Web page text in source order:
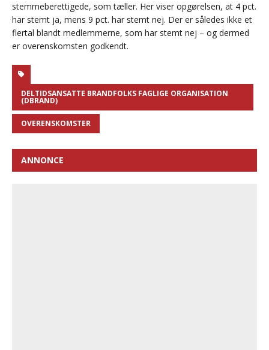
stemmeberettigede, som tæller. Her viser opgørelsen, at 4 pct.
har stemt ja, mens 9 pct. har stemt nej. Der er således ikke et
flertal blandt medlemmerne, som har stemt nej – og dermed
er overenskomsten godkendt.
DELTIDSANSATTE BRANDFOLKS FAGLIGE ORGANISATION
(DBRAND)
OVERENSKOMSTER
ANNONCE